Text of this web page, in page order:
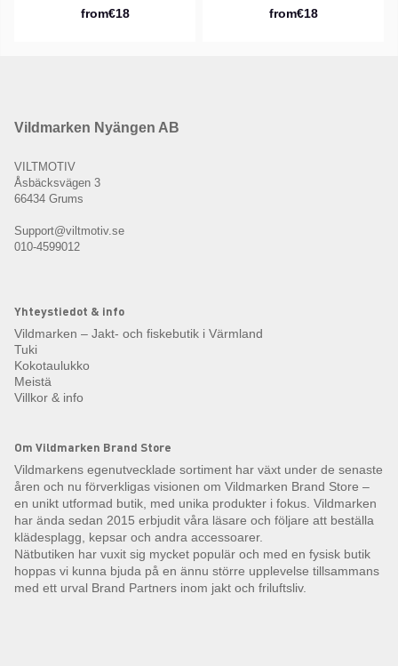
from€18 from€18
Vildmarken Nyängen AB
VILTMOTIV
Åsbäcksvägen 3
66434 Grums
Support@viltmotiv.se
010-4599012
Yhteystiedot & info
Vildmarken – Jakt- och fiskebutik i Värmland
Tuki
Kokotaulukko
Meistä
Villkor & info
Om Vildmarken Brand Store
Vildmarkens egenutvecklade sortiment har växt under de senaste
åren och nu förverkligas visionen om Vildmarken Brand Store –
en unikt utformad butik, med unika produkter i fokus. Vildmarken
har ända sedan 2015 erbjudit våra läsare och följare att beställa
klädesplagg, kepsar och andra accessoarer.
Nätbutiken har vuxit sig mycket populär och med en fysisk butik
hoppas vi kunna bjuda på en ännu större upplevelse tillsammans
med ett urval Brand Partners inom jakt och friluftsliv.